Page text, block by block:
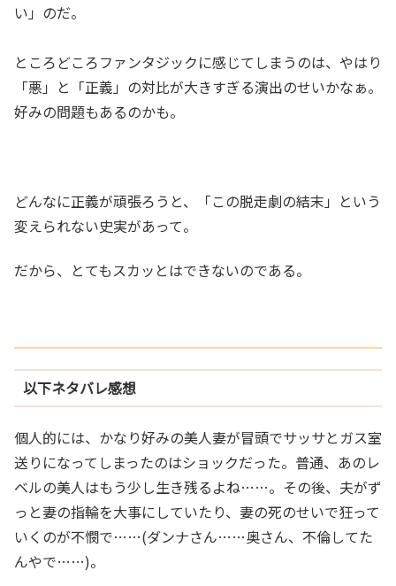
い」のだ。
ところどころファンタジックに感じてしまうのは、やはり
「悪」と「正義」の対比が大きすぎる演出のせいかなぁ。
好みの問題もあるのかも。
どんなに正義が頑張ろうと、「この脱走劇の結末」という
変えられない史実があって。
だから、とてもスカッとはできないのである。
以下ネタバレ感想
個人的には、かなり好みの美人妻が冒頭でサッサとガス室
送りになってしまったのはショックだった。普通、あのレ
ベルの美人はもう少し生き残るよね……。その後、夫がず
っと妻の指輪を大事にしていたり、妻の死のせいで狂って
いくのが不憫で……(ダンナさん……奥さん、不倫してた
んやで……)。